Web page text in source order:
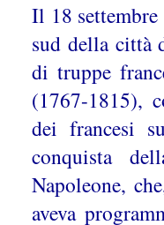
Il 18
sud della città
di truppe
(1767-1815),
dei francesi
conquista
Napoleone,
aveva